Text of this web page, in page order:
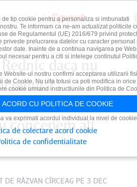
daca nu
lui Dinamo:
concepem alt
DE RĂZVAN CÎRCEAG PE 3 DEC
de tip cookie pentru a personaliza si imbunatati
Te informam ca ne-am actualizat politicile
de Regulamentul (UE) 2016/679 privind
priveste prelucrarea datelor cu caracter personal
date. Inainte de a continua navigarea pe
necesar pentru a citi si intelege continutul
Website-ul nostru confirmi acceptarea utilizarii
de Cookie. Nu uita totusi ca poti modifica in orice
cookie urmand instructiunile din Politica de
ACORD CU POLITICA DE COOKIE
va exprimati acordul individual la nivel de
de colectare acord cookie
de confidentialitate